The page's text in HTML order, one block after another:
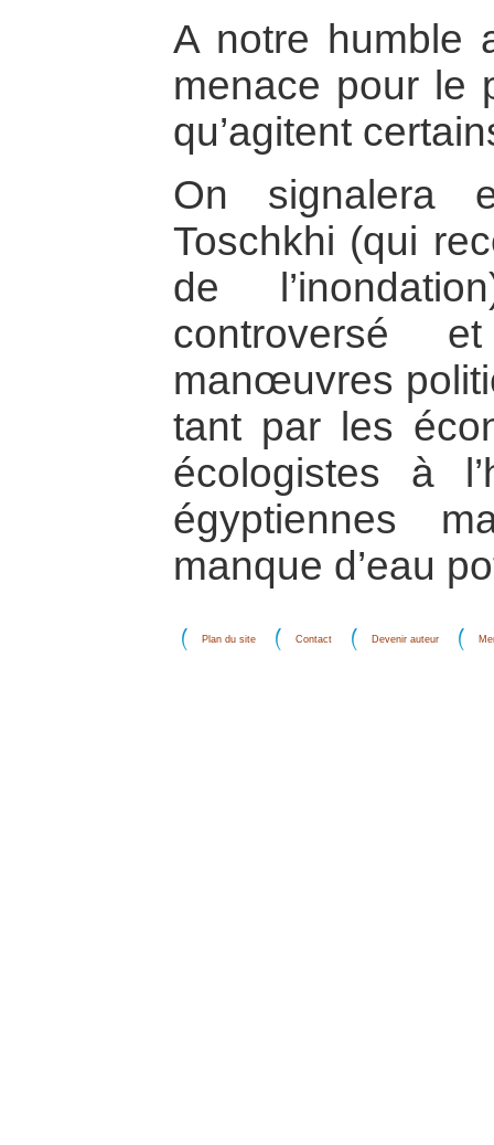
A notre humble
menace pour le
qu’agitent
On signalera
Toschkhi (qui
de
controversé
manœuvres
tant par les
écologistes à
égyptiennes
manque d’eau
Plan du site Contact Devenir auteur